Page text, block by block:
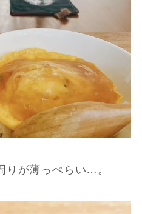
りが薄っぺらい…。